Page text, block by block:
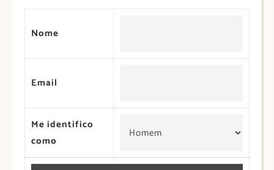
Nome
Email
Me identifico
como